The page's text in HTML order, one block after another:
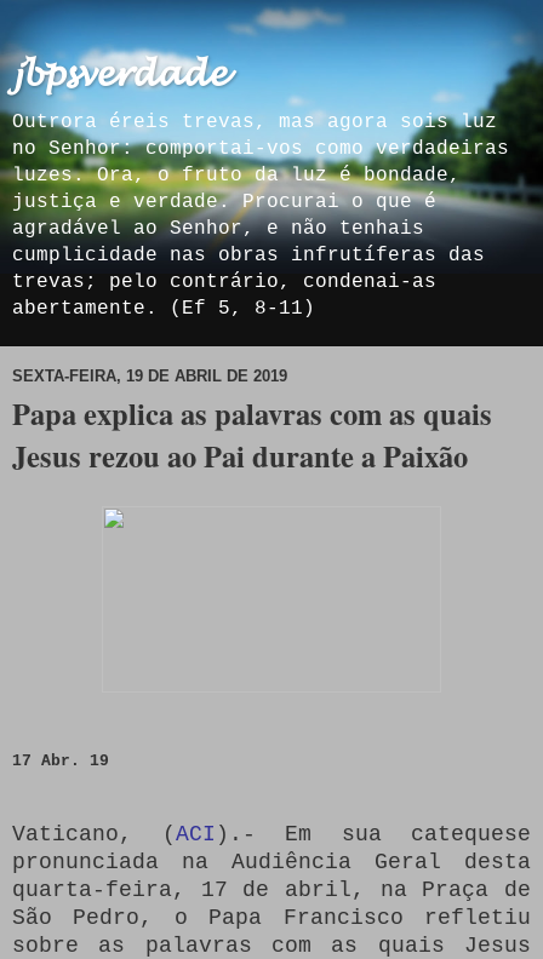
𝓳𝓫𝓹𝓼𝓿𝓮𝓻𝓭𝓪𝓭𝓮
Outrora éreis trevas, mas agora sois luz
no Senhor: comportai-vos como verdadeiras
luzes. Ora, o fruto da luz é bondade,
justiça e verdade. Procurai o que é
agradável ao Senhor, e não tenhais
cumplicidade nas obras infrutíferas das
trevas; pelo contrário, condenai-as
abertamente. (Ef 5, 8-11)
SEXTA-FEIRA, 19 DE ABRIL DE 2019
Papa explica as palavras com as quais
Jesus rezou ao Pai durante a Paixão
17 Abr. 19
Vaticano, (ACI ).- Em sua catequese
pronunciada na Audiência Geral desta
quarta-feira, 17 de abril, na Praça de
São Pedro, o Papa Francisco refletiu
sobre as palavras com as quais Jesus